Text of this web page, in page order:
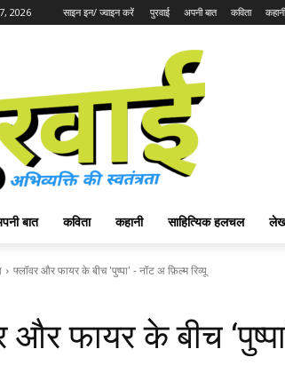
2026 साइन इन/ ज्वाइन करें पुरवाई अपनी बात कविता कहानी
बात कविता कहानी साहित्यिक हलचल
फ्लॉवर और फायर के बीच 'पुष्पा' - नॉट अ फ़िल्म रिव्यू
और फायर के बीच